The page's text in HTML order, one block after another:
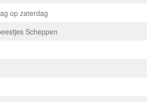
op zaterdag
Scheppen